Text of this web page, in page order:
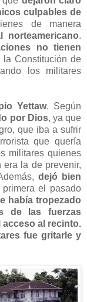
culpables de
de manera
norteamericano.
no tienen
Constitución de
los militares
Yettaw. Según
por Dios, ya que
que iba a sufrir
que quería
militares quienes
era la de prevenir,
dejó bien
primera el pasado
había tropezado
de las fuerzas
al recinto.
fue gritarle y